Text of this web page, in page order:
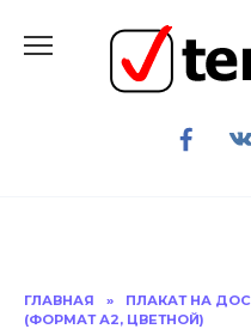
содержанию
ГЛАВНАЯ »
ПЛАКАТ НА
(ФОРМАТ А2, ЦВЕТНОЙ)